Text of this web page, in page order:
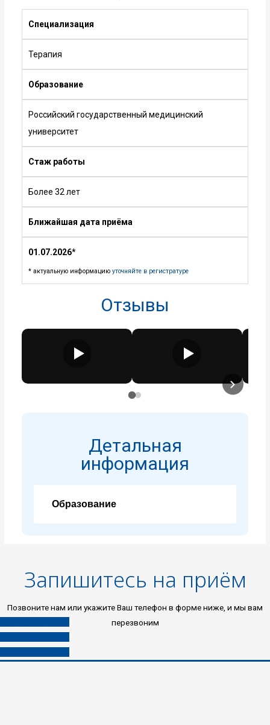
Специализация
Терапия
Образование
Российский государственный медицинский
университет
Стаж работы
Более 32 лет
Ближайшая дата приёма
01.07.2026*
* актуальную информациюуточняйте в регистратуре
Отзывы
Детальная
информация
Образование
Запишитесь на приём
Позвоните нам или укажите Ваш телефон в форме ниже, и мы вам
перезвоним